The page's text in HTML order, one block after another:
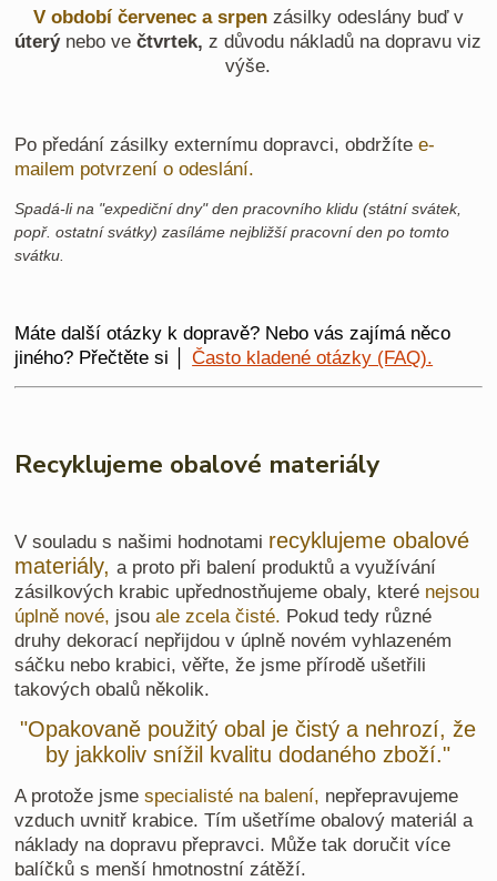
V období červenec a srpenzásilky odeslány buď v
úterý nebo večtvrtek, z důvodu nákladů na dopravu viz
výše.
Po předání zásilky externímu dopravci, obdržítee-
mailem potvrzení o odeslání.
Spadá-li na "expediční dny" den pracovního klidu (státní svátek,
popř. ostatní svátky) zasíláme nejbližší pracovní den po tomto
svátku.
Máte další otázky k dopravě? Nebo vás zajímá něco
jiného? Přečtěte si │
Často kladené otázky (FAQ).
Recyklujeme obalové materiály
V souladu s našimi hodnotami recyklujeme obalové
materiály, a proto při balení produktů a využívání
zásilkových krabic upřednostňujeme obaly, které nejsou
úplně nové, jsouale zcela čisté. Pokud tedy různé
druhy dekorací nepřijdou v úplně novém vyhlazeném
sáčku nebo krabici, věřte, že jsme přírodě ušetřili
takových obalů několik.
"Opakovaně použitý obal je čistý a nehrozí, že
by jakkoliv snížil kvalitu dodaného zboží."
A protože jsmespecialisté na balení, nepřepravujeme
vzduch uvnitř krabice. Tím ušetříme obalový materiál a
náklady na dopravu přepravci. Může tak doručit více
balíčků s menší hmotnostní zátěží.